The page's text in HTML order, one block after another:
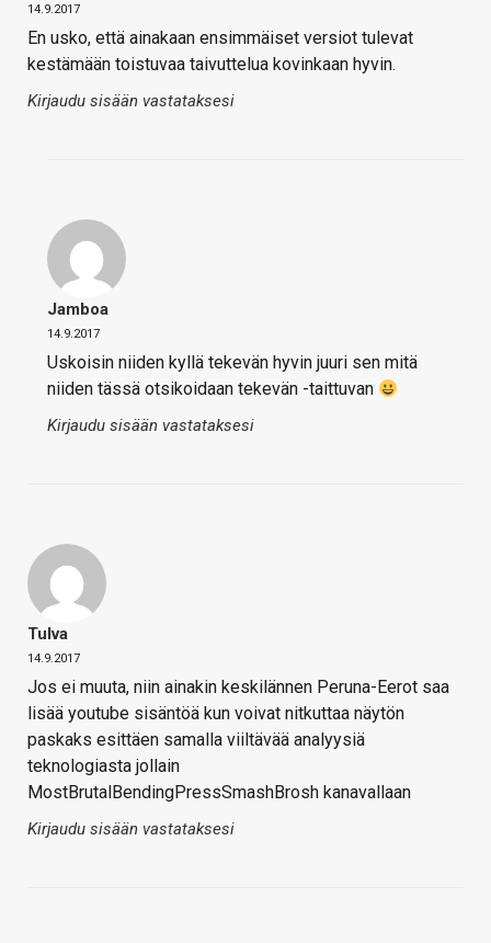
14.9.2017
En usko, että ainakaan ensimmäiset versiot tulevat
kestämään toistuvaa taivuttelua kovinkaan hyvin.
Kirjaudu sisään vastataksesi
Jamboa
14.9.2017
Uskoisin niiden kyllä tekevän hyvin juuri sen mitä
niiden tässä otsikoidaan tekevän -taittuvan
Kirjaudu sisään vastataksesi
Tulva
14.9.2017
Jos ei muuta, niin ainakin keskilännen Peruna-Eerot saa
lisää youtube sisäntöä kun voivat nitkuttaa näytön
paskaks esittäen samalla viiltävää analyysiä
teknologiasta jollain
MostBrutalBendingPressSmashBrosh kanavallaan
Kirjaudu sisään vastataksesi